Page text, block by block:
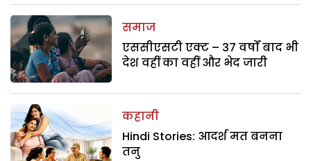
समाज
एससीएसटी एक्ट – 37 वर्षों बाद भी
देश वहीं का वहीं और भेद जारी
कहानी
Hindi Stories: आदर्श मत बनना
तनु